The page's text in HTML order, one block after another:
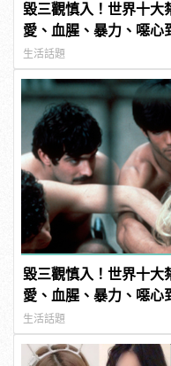
毀三觀慎入！世界十大
愛、血腥、暴力、噁
男
生活話題
毀三觀慎入！世界十大
愛、血腥、暴力、噁心
生活話題